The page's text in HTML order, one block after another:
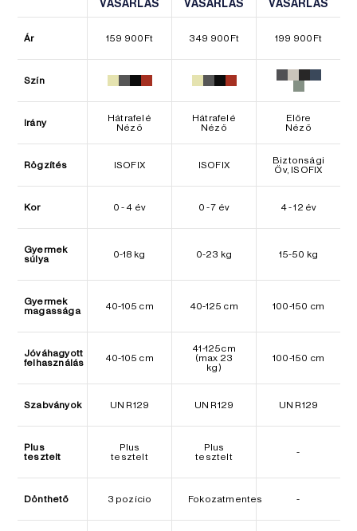
VÁSÁRLÁS
VÁSÁRLÁS
VÁSÁRLÁS
VÁSÁRLÁS
VÁSÁRLÁS
VÁSÁRLÁS
Ár 159 900 Ft 349 900 Ft 199 900 Ft
Szín
Irány
Hátrafelé
Néző
Hátrafelé
Néző
Előre
Néző
Rögzítés ISOFIX ISOFIX
Biztonsági
Öv, ISOFIX
Kor 0 - 4 év 0 - 7 év 4 - 12 év
Gyermek
súlya
0-18 kg 0-23 kg 15-50 kg
Gyermek
magassága
40-105 cm 40-125 cm 100-150 cm
Jóváhagyott
felhasználás
40-105 cm
41-125cm
(max 23
kg)
100-150 cm
Szabványok UN R129 UN R129 UN R129
Plus
tesztelt
Plus
tesztelt
Plus
tesztelt
-
Dönthető 3 pozício Fokozatmentes -